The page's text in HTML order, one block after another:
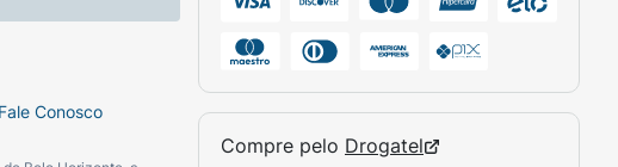
Fale Conosco
Compre pelo Drogatel